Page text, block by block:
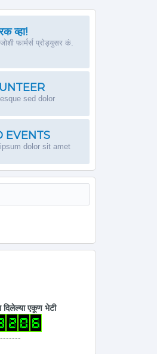
व्हा!
फार्मर्स प्रोड्युसर कं.
sed dolor
EVENTS
dolor sit amet
दिलेल्या एकूण भेटी